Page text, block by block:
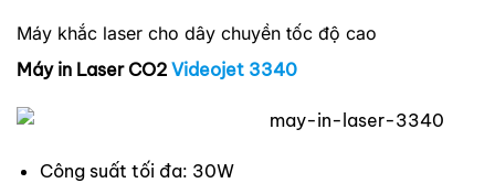
Máy khắc laser cho dây chuyền tốc độ cao
Máy in Laser CO2 Videojet 3340
Công suất tối đa: 30W